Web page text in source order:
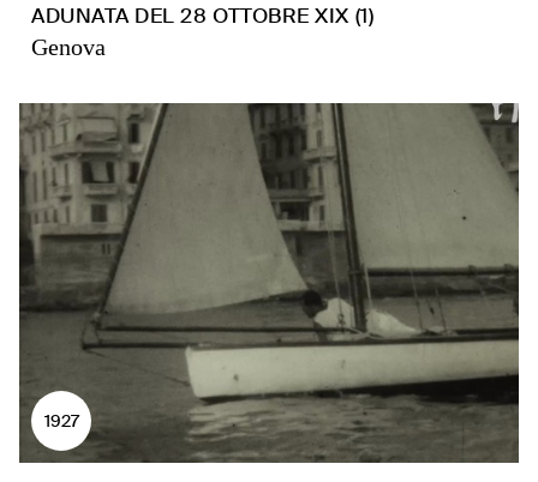
ADUNATA DEL 28 OTTOBRE XIX (1)
Genova
1927